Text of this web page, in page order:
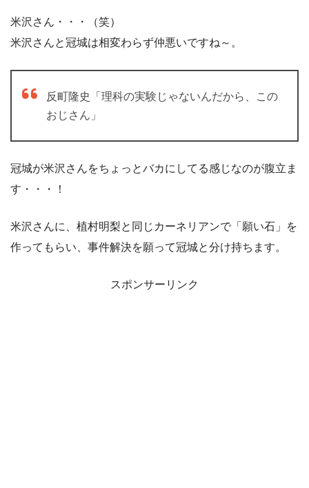
米沢さん・・・（笑）
米沢さんと冠城は相変わらず仲悪いですね～。
反町隆史「理科の実験じゃないんだから、この
おじさん」
冠城が米沢さんをちょっとバカにしてる感じなのが腹立ま
す・・・！
米沢さんに、植村明梨と同じカーネリアンで「願い石」を
作ってもらい、事件解決を願って冠城と分け持ちます。
スポンサーリンク